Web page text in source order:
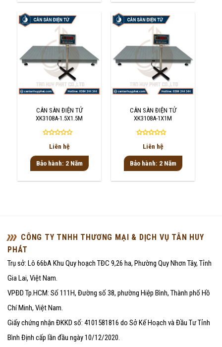
sao
sao
CÂN SÀN ĐIỆN TỬ
XK3108A-1.5X1.5M
Được
hạng
0
sao
Liên hệ
Bảo hành: 2 Năm
CÂN SÀN ĐIỆN TỬ
XK3108A-1X1M
Được
hạng
0
sao
Liên hệ
Bảo hành: 2 Năm
CÔNG TY TNHH THƯƠNG MẠI & DỊCH VỤ TÂN HUY
PHÁT
Trụ sở: Lô 66bA Khu Quy hoạch TĐC 9,26 ha, Phường Quy Nhơn Tây, Tỉnh
Gia Lai, Việt Nam.
VPĐD Tp.HCM: Số 111H, Đường số 38, phường Hiệp Bình, Thành phố Hồ
Chí Minh, Việt Nam.
Giấy chứng nhận ĐKKD số: 4101581816 do Sở Kế Hoạch và Đầu Tư Tỉnh
Bình Định cấp lần đầu ngày 10/12/2020.